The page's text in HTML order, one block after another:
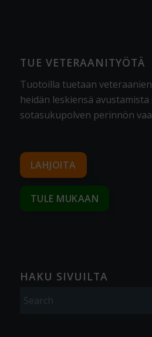
TUE VETERAANITYÖTÄ
Tuotoilla tuetaan
heidän leskiensä avustamista
sotasukupolven perinnön
LAHJOITA
TULE MUKAAN
HAKU SIVUILTA